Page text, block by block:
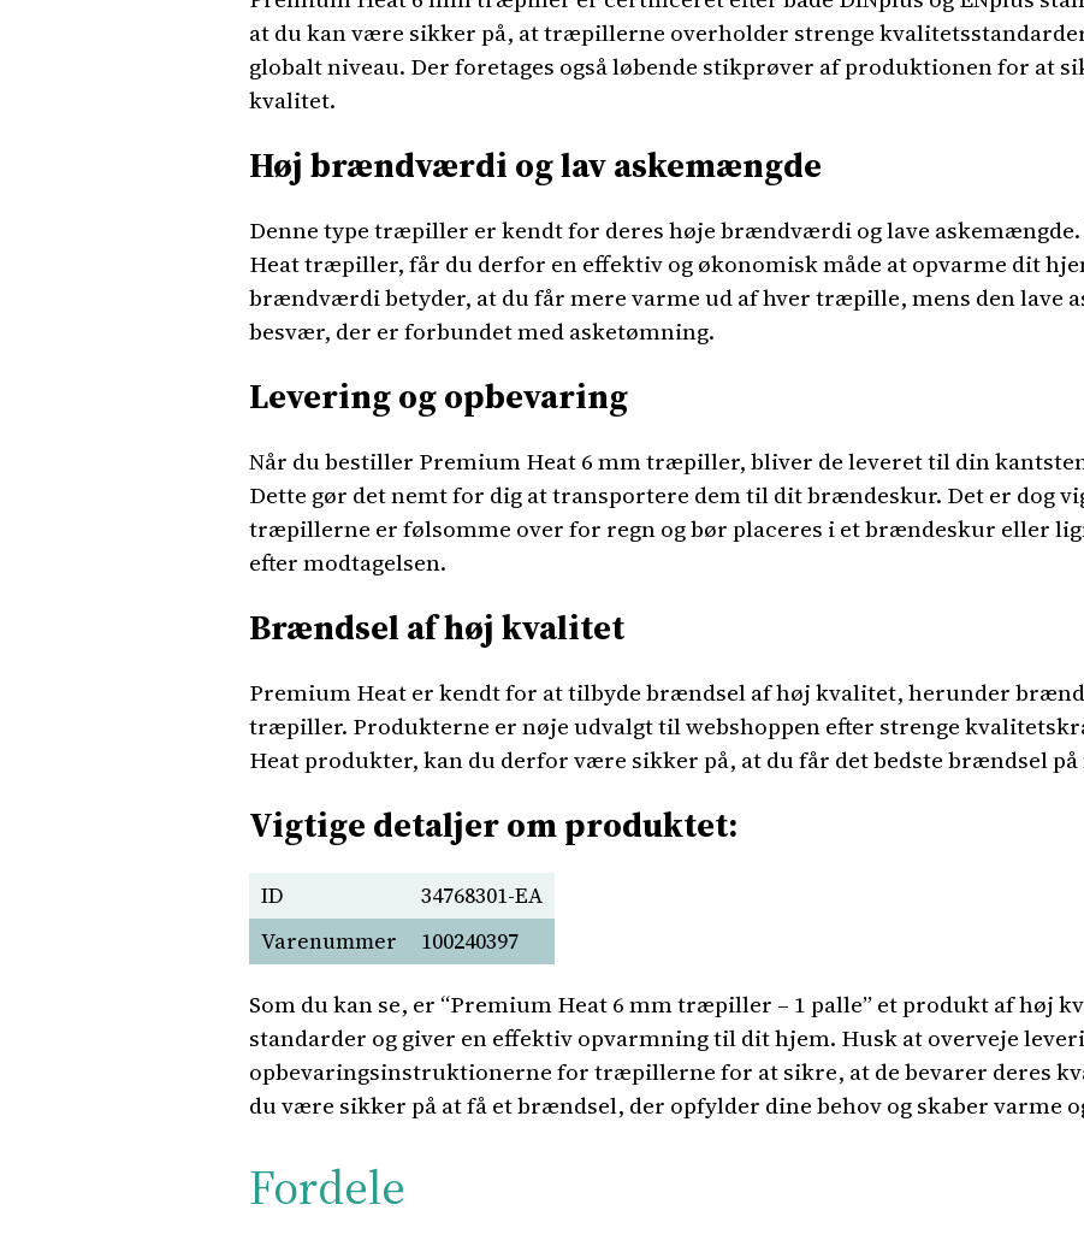
at du kan være sikker på, at træpillerne overholder strenge
globalt niveau. Der foretages også løbende stikprøver af produktionen for at
kvalitet.
Høj brændværdi og lav askemængde
Denne type træpiller er kendt for deres høje brændværdi og lave
Heat træpiller, får du derfor en effektiv og økonomisk måde at opvarme dit
brændværdi betyder, at du får mere varme ud af hver træpille, mens den lave
besvær, der er forbundet med asketømning.
Levering og opbevaring
Når du bestiller Premium Heat 6 mm træpiller, bliver de leveret til din
Dette gør det nemt for dig at transportere dem til dit brændeskur. Det er dog
træpillerne er følsomme over for regn og bør placeres i et brændeskur eller
efter modtagelsen.
Brændsel af høj kvalitet
Premium Heat er kendt for at tilbyde brændsel af høj kvalitet, herunder
træpiller. Produkterne er nøje udvalgt til webshoppen efter strenge
Heat produkter, kan du derfor være sikker på, at du får det bedste brændsel
Vigtige detaljer om produktet:
ID
34768301-EA
Varenummer
100240397
Som du kan se, er “Premium Heat 6 mm træpiller – 1 palle” et produkt af høj
standarder og giver en effektiv opvarmning til dit hjem. Husk at overveje
opbevaringsinstruktionerne for træpillerne for at sikre, at de bevarer deres
du være sikker på at få et brændsel, der opfylder dine behov og skaber varme
Fordele